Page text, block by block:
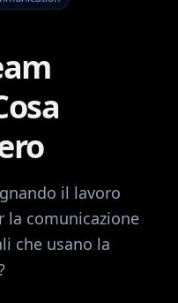
il lavoro
la comunicazione
che usano la